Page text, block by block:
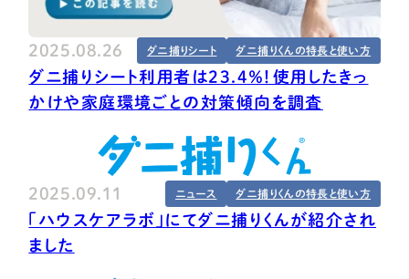
2025.08.26 ダニ捕りシート ダニ捕りくんの特長と使い方
ダニ捕りシート利用者は23.4％！使用したきっ
かけや家庭環境ごとの対策傾向を調査
2025.09.11 ニュース ダニ捕りくんの特長と使い方
「ハウスケアラボ」にてダニ捕りくんが紹介され
ました